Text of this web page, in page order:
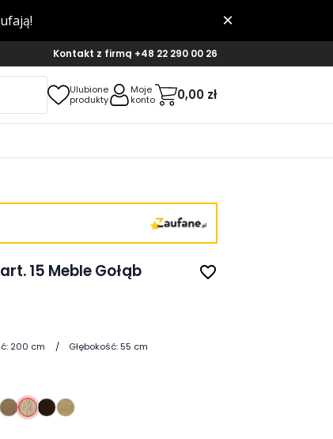
Kontakt z firmą +48 22 290 00 26
Ulubione
produkty
Moje
konto
0,00 zł
15 Meble Gołąb
favorite_border
200 cm Głębokość:55 cm
Dąb Lefkas
Dąb Sonoma
OrzechDąb Artisan